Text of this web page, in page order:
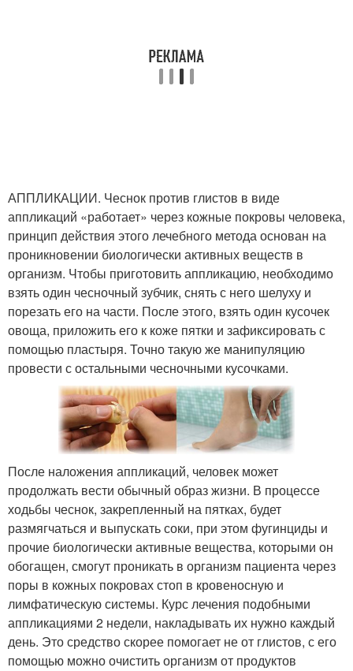
АППЛИКАЦИИ. Чеснок против глистов в виде
аппликаций «работает» через кожные покровы человека,
принцип действия этого лечебного метода основан на
проникновении биологически активных веществ в
организм. Чтобы приготовить аппликацию, необходимо
взять один чесночный зубчик, снять с него шелуху и
порезать его на части. После этого, взять один кусочек
овоща, приложить его к коже пятки и зафиксировать с
помощью пластыря. Точно такую же манипуляцию
провести с остальными чесночными кусочками.
После наложения аппликаций, человек может
продолжать вести обычный образ жизни. В процессе
ходьбы чеснок, закрепленный на пятках, будет
размягчаться и выпускать соки, при этом фугинциды и
прочие биологически активные вещества, которыми он
обогащен, смогут проникать в организм пациента через
поры в кожных покровах стоп в кровеносную и
лимфатическую системы. Курс лечения подобными
аппликациями 2 недели, накладывать их нужно каждый
день. Это средство скорее помогает не от глистов, с его
помощью можно очистить организм от продуктов